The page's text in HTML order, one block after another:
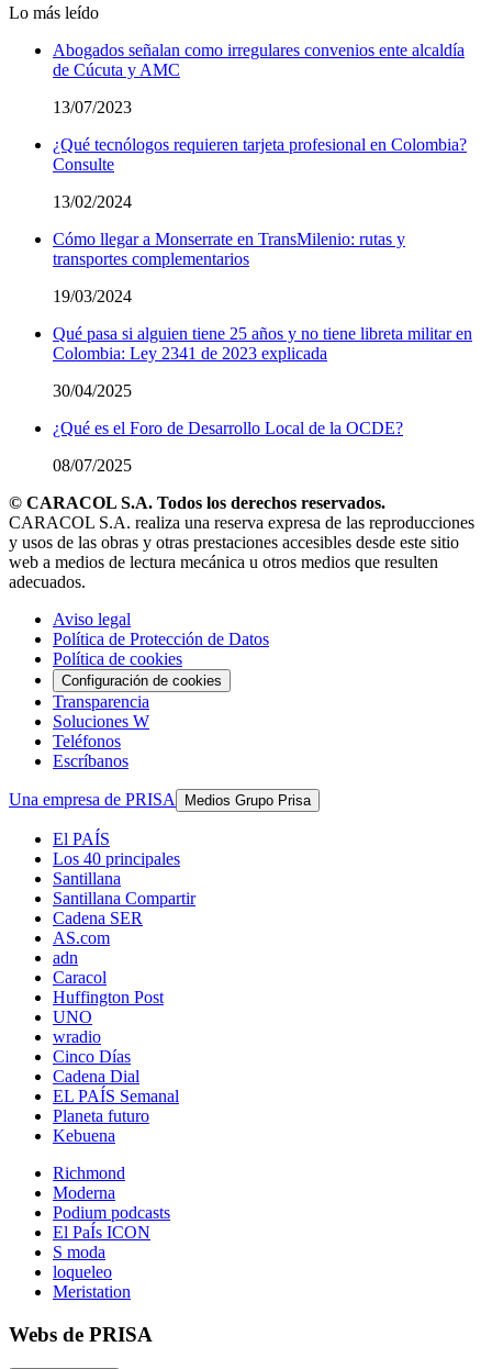
Lo más leído
Abogados señalan como irregulares convenios ente alcaldía
de Cúcuta y AMC
13/07/2023
¿Qué tecnólogos requieren tarjeta profesional en Colombia?
Consulte
13/02/2024
Cómo llegar a Monserrate en TransMilenio: rutas y
transportes complementarios
19/03/2024
Qué pasa si alguien tiene 25 años y no tiene libreta militar en
Colombia: Ley 2341 de 2023 explicada
30/04/2025
¿Qué es el Foro de Desarrollo Local de la OCDE?
08/07/2025
© CARACOL S.A. Todos los derechos reservados.
CARACOL S.A. realiza una reserva expresa de las reproducciones
y usos de las obras y otras prestaciones accesibles desde este sitio
web a medios de lectura mecánica u otros medios que resulten
adecuados.
Aviso legal
Política de Protección de Datos
Política de cookies
Configuración de cookies
Transparencia
Soluciones W
Teléfonos
Escríbanos
Una empresa de PRISA Medios Grupo Prisa
El PAÍS
Los 40 principales
Santillana
Santillana Compartir
Cadena SER
AS.com
adn
Caracol
Huffington Post
UNO
wradio
Cinco Días
Cadena Dial
EL PAÍS Semanal
Planeta futuro
Kebuena
Richmond
Moderna
Podium podcasts
El PaÍs ICON
S moda
loqueleo
Meristation
Webs de PRISA